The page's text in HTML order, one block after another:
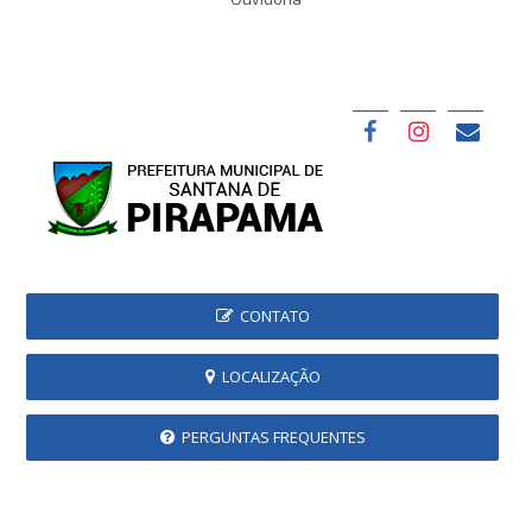
CONTATO
LOCALIZAÇÃO
PERGUNTAS FREQUENTES